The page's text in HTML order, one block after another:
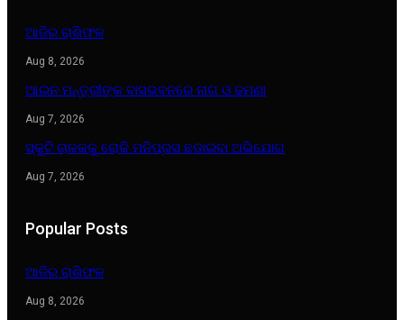
ଆଜିର ରାଶିଫଳ
Aug 8, 2026
ଆଇନ ମନ୍ତ୍ରୀଙ୍କ ବାସଭବନରେ ନାଗ ଓ ଢମଣା
Aug 7, 2026
ସ୍କୁଟି ଚାଳକକୁ ରୋକି ମନିପ୍ରସ ଛଡାଇବା ଅଭିଯୋଗ
Aug 7, 2026
Popular Posts
ଆଜିର ରାଶିଫଳ
Aug 8, 2026